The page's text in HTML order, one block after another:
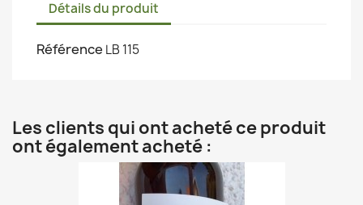
Détails du produit
Référence LB 115
Les clients qui ont acheté ce produit
ont également acheté :